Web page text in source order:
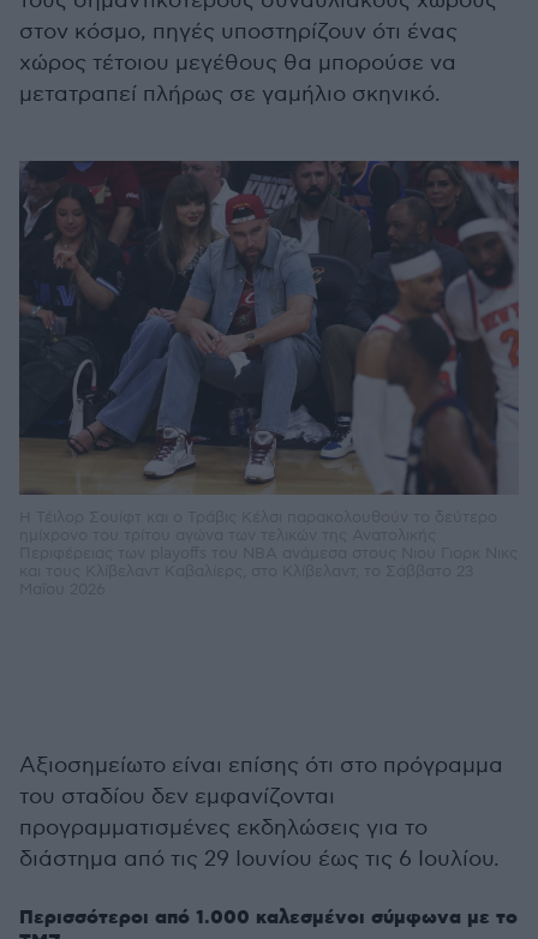
στον κόσμο, πηγές υποστηρίζουν ότι ένας
χώρος τέτοιου μεγέθους θα μπορούσε να
μετατραπεί πλήρως σε γαμήλιο σκηνικό.
Αξιοσημείωτο είναι επίσης ότι στο πρόγραμμα
του σταδίου δεν εμφανίζονται
προγραμματισμένες εκδηλώσεις για το
διάστημα από τις 29 Ιουνίου έως τις 6 Ιουλίου.
Περισσότεροι από 1.000 καλεσμένοι σύμφωνα με το